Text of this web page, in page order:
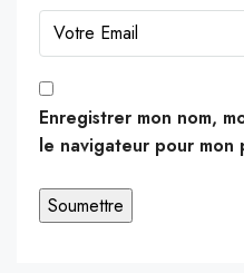
Enregistrer mon nom,
le navigateur pour mon